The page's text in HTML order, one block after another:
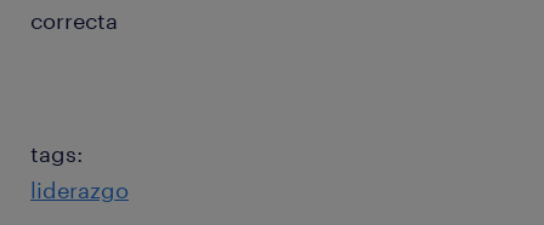
correcta
tags:
liderazgo